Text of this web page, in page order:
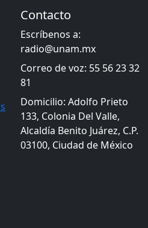
Contacto
Escríbenos a:
radio@unam.mx
Correo de voz: 55 56 23 32
81
Domicilio: Adolfo Prieto
133, Colonia Del Valle,
Alcaldía Benito Juárez, C.P.
03100, Ciudad de México